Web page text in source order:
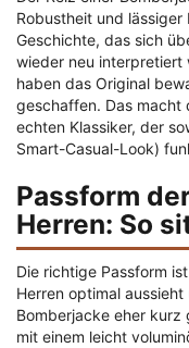
Robustheit und
Geschichte, das sich
wieder neu interpretiert
haben das Original
geschaffen. Das macht
echten Klassiker, der
Smart-Casual-Look)
Passform
Herren: So
Die richtige Passform
Herren optimal
Bomberjacke eher
mit einem leicht